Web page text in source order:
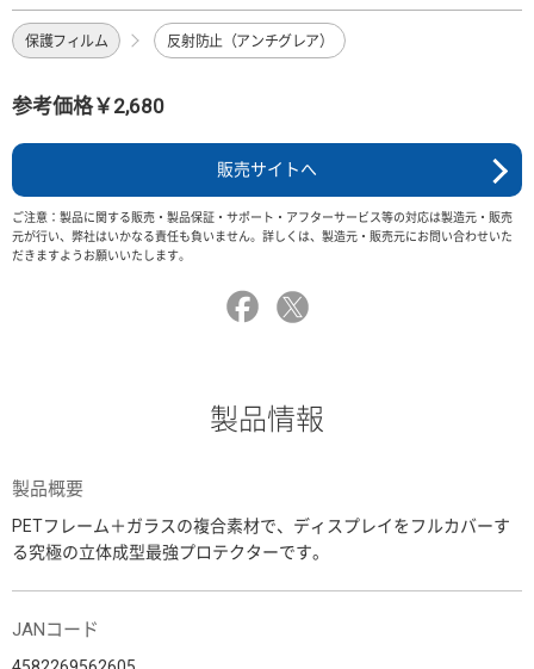
保護フィルム 反射防止（アンチグレア）
参考価格￥2,680
販売サイトへ
ご注意：製品に関する販売・製品保証・サポート・アフターサービス等の対応は製造元・販売
元が行い、弊社はいかなる責任も負いません。詳しくは、製造元・販売元にお問い合わせいた
だきますようお願いいたします。
製品情報
製品概要
PETフレーム＋ガラスの複合素材で、ディスプレイをフルカバーす
る究極の立体成型最強プロテクターです。
JANコード